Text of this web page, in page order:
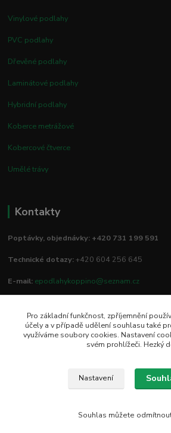
Vinylové podlahy
PVC podlahy
Dřevěné podlahy
Laminátové podlahy
Hybridní podlahy
Koberce metrážové
Kobercové čtverce
Umělé trávy
Kontakty
Poptávky, objednávky: +420 731 199 591
Technické dotazy:+420 604 256 645
E-mail: epodlahykoppino@seznam.cz
Prodejna/vzorkovna:
Studio Podlah
Mírové náměstí 16/15
Pro základní funkčnost, zpříjemnění
účely a v případě udělení souhlasu také
využíváme soubory cookies. Nastavení
svém prohlížeči. Hezký
Nastavení
Souhlas můžete